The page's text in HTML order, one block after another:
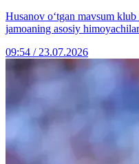
Husanov o‘tgan mavsum
jamoaning asosiy
09:54 / 23.07.2026